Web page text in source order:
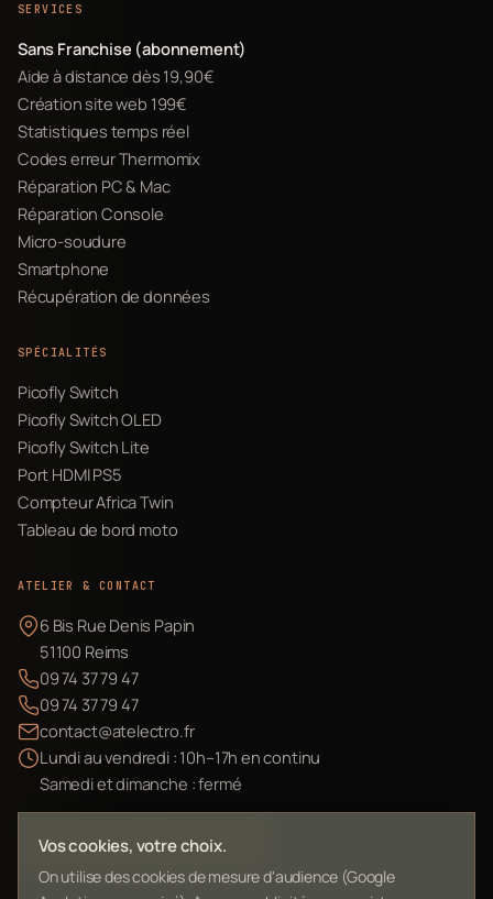
SERVICES
Sans Franchise (abonnement)
Aide à distance dès 19,90€
Création site web 199€
Statistiques temps réel
Codes erreur Thermomix
Réparation PC & Mac
Réparation Console
Micro-soudure
Smartphone
Récupération de données
SPÉCIALITÉS
Picofly Switch
Picofly Switch OLED
Picofly Switch Lite
Port HDMI PS5
Compteur Africa Twin
Tableau de bord moto
ATELIER & CONTACT
6 Bis Rue Denis Papin
51100 Reims
09 74 37 79 47
09 74 37 79 47
contact@atelectro.fr
Lundi au vendredi : 10h–17h en continu
Samedi et dimanche : fermé
Envoyer mon matériel
Vos cookies, votre choix.
On utilise des cookies de mesure d'audience (Google